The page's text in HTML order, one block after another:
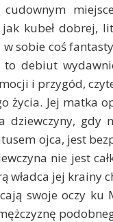
cudownym
jak kubeł dobrej,
sobie coś
to debiut
i przygód,
życia. Jej matka
dziewczyny, gdy
ojca, jest
nie jest
władca jej krainy
swoje oczy ku